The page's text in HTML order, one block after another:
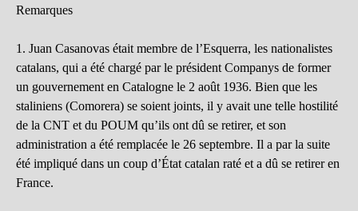
Remarques
1. Juan Casanovas était membre de l’Esquerra, les nationalistes
catalans, qui a été chargé par le président Companys de former
un gouvernement en Catalogne le 2 août 1936. Bien que les
staliniens (Comorera) se soient joints, il y avait une telle hostilité
de la CNT et du POUM qu’ils ont dû se retirer, et son
administration a été remplacée le 26 septembre. Il a par la suite
été impliqué dans un coup d’État catalan raté et a dû se retirer en
France.